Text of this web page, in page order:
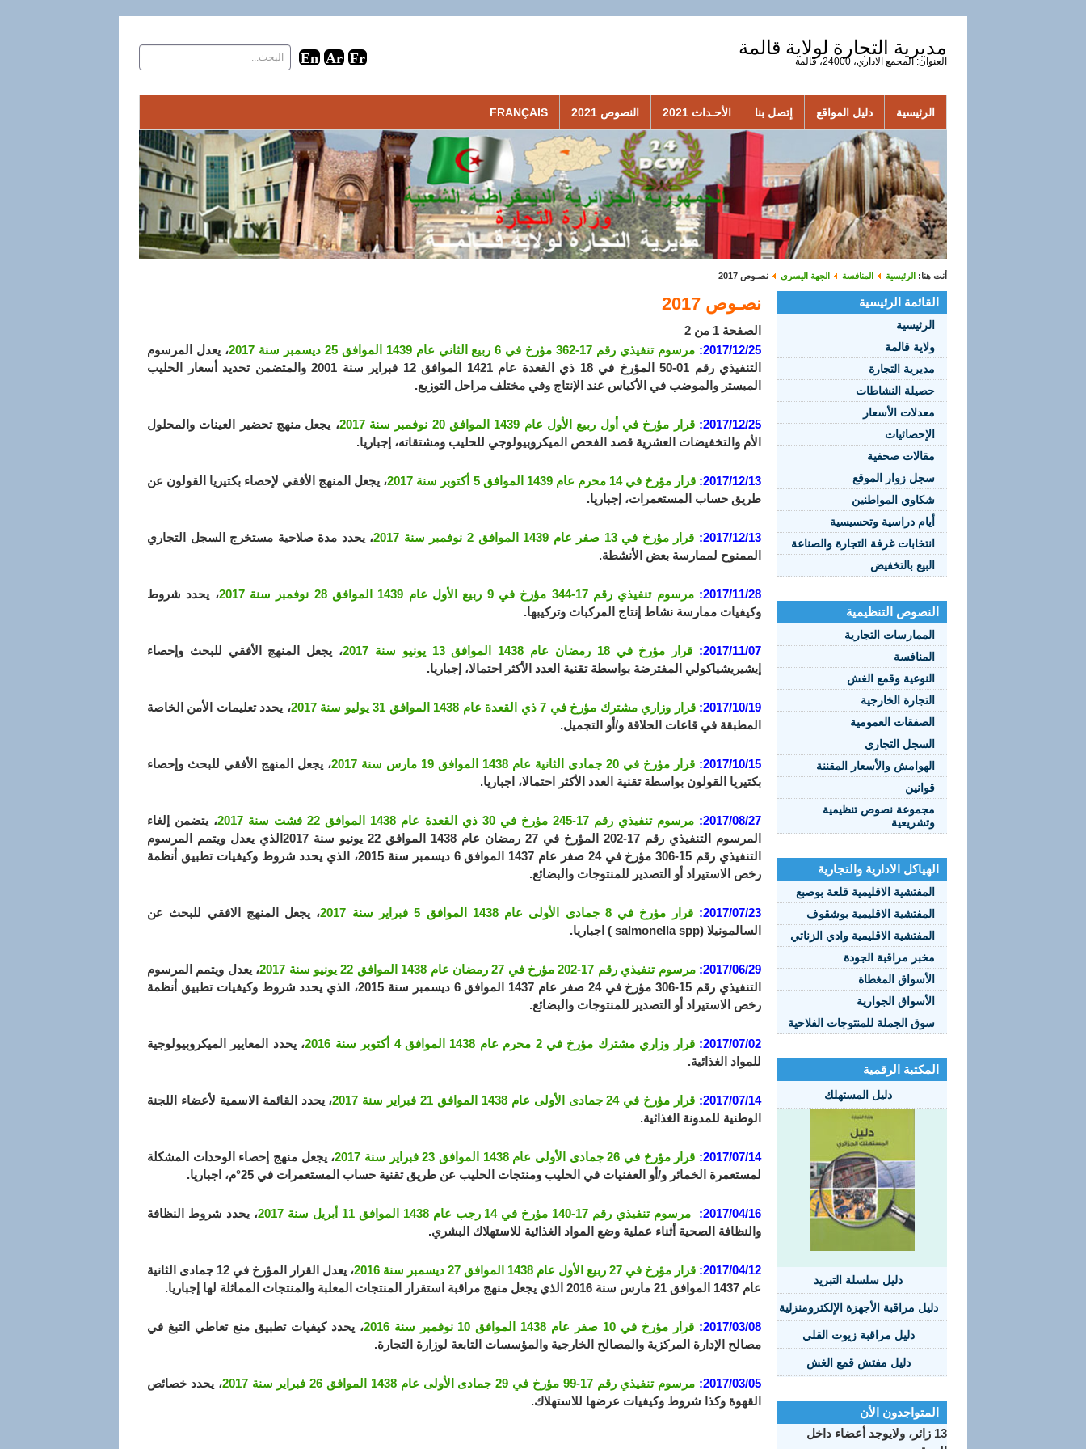
مديرية التجارة لولاية قالمة
العنوان: المجمع الاداري، 24000، قالمة
الرئيسية دليل المواقع إتصل بنا الأحـداث 2021 النصوص 2021 FRANÇAIS
أنت هنا: الرئيسية المنافسة الجهة اليسرى نصـوص 2017
القائمة الرئيسية
الرئيسية
ولاية قالمة
مديرية التجارة
حصيلة النشاطات
معدلات الأسعار
الإحصائيات
مقالات صحفية
سجل زوار الموقع
شكاوي المواطنين
أيام دراسية وتحسيسية
انتخابات غرفة التجارة والصناعة
البيع بالتخفيض
النصوص التنظيمية
الممارسات التجارية
المنافسة
النوعية وقمع الغش
التجارة الخارجية
الصفقات العمومية
السجل التجاري
الهوامش والأسعار المقننة
قوانين
مجموعة نصوص تنظيمية
وتشريعية
الهياكل الادارية والتجارية
المفتشية الاقليمية قلعة بوصبع
المفتشية الاقليمية بوشقوف
المفتشية الاقليمية وادي الزناتي
مخبر مراقبة الجودة
الأسواق المغطاة
الأسواق الجوارية
سوق الجملة للمنتوجات الفلاحية
المكتبة الرقمية
دليل المستهلك
دليل سلسلة التبريد
دليل مراقبة الأجهزة الإلكترومنزلية
دليل مراقبة زيوت القلي
دليل مفتش قمع الغش
المتواجدون الأن
13 زائر، ولايوجد أعضاء داخل
نصـوص 2017
الصفحة 1 من 2
2017/12/25: مرسوم تنفيذي رقم 17-362 مؤرخ في 6 ربيع الثاني عام 1439 الموافق 25 ديسمبر سنة 2017
، يعدل المرسوم
التنفيذي رقم 01-50 المؤرخ في 18 ذي القعدة عام 1421 الموافق 12 فبراير سنة 2001 والمتضمن تحديد أسعار الحليب
المبستر والموضب في الأكياس عند الإنتاج وفي مختلف مراحل التوزيع.
2017/12/25: قرار مؤرخ في أول ربيع الأول عام 1439 الموافق 20 نوفمبر سنة 2017
، يجعل منهج تحضير العينات والمحلول
الأم والتخفيضات العشرية قصد الفحص الميكروبيولوجي للحليب ومشتقاته، إجباريا.
2017/12/13: قرار مؤرخ في 14 محرم عام 1439 الموافق 5 أكتوبر سنة 2017
، يجعل المنهج الأفقي لإحصاء بكتيريا القولون عن
طريق حساب المستعمرات، إجباريا.
2017/12/13: قرار مؤرخ في 13 صفر عام 1439 الموافق 2 نوفمبر سنة 2017
، يحدد مدة صلاحية مستخرج السجل التجاري
الممنوح لممارسة بعض الأنشطة.
2017/11/28: مرسوم تنفيذي رقم 17-344 مؤرخ في 9 ربيع الأول عام 1439 الموافق 28 نوفمبر سنة 2017
، يحدد شروط
وكيفيات ممارسة نشاط إنتاج المركبات وتركيبها.
2017/11/07: قرار مؤرخ في 18 رمضان عام 1438 الموافق 13 يونيو سنة 2017
، يجعل المنهج الأفقي للبحث وإحصاء
إيشيريشياكولي المفترضة بواسطة تقنية العدد الأكثر احتمالا، إجباريا.
2017/10/19: قرار وزاري مشترك مؤرخ في 7 ذي القعدة عام 1438 الموافق 31 يوليو سنة 2017
، يحدد تعليمات الأمن الخاصة
المطبقة في قاعات الحلاقة و/أو التجميل.
2017/10/15: قرار مؤرخ في 20 جمادى الثانية عام 1438 الموافق 19 مارس سنة 2017
، يجعل المنهج الأفقي للبحث وإحصاء
بكتيريا القولون بواسطة تقنية العدد الأكثر احتمالا، اجباريا.
2017/08/27: مرسوم تنفيذي رقم 17-245 مؤرخ في 30 ذي القعدة عام 1438 الموافق 22 فشت سنة 2017
، يتضمن إلغاء
المرسوم التنفيذي رقم 17-202 المؤرخ في 27 رمضان عام 1438 الموافق 22 يونيو سنة 2017الذي يعدل ويتمم المرسوم
التنفيذي رقم 15-306 مؤرخ في 24 صفر عام 1437 الموافق 6 ديسمبر سنة 2015، الذي يحدد شروط وكيفيات تطبيق أنظمة
رخص الاستيراد أو التصدير للمنتوجات والبضائع.
2017/07/23: قرار مؤرخ في 8 جمادى الأولى عام 1438 الموافق 5 فبراير سنة 2017
، يجعل المنهج الافقي للبحث عن
السالمونيلا (salmonella spp ) اجباريا.
2017/06/29: مرسوم تنفيذي رقم 17-202 مؤرخ في 27 رمضان عام 1438 الموافق 22 يونيو سنة 2017
، يعدل ويتمم المرسوم
التنفيذي رقم 15-306 مؤرخ في 24 صفر عام 1437 الموافق 6 ديسمبر سنة 2015، الذي يحدد شروط وكيفيات تطبيق أنظمة
رخص الاستيراد أو التصدير للمنتوجات والبضائع.
2017/07/02: قرار وزاري مشترك مؤرخ في 2 محرم عام 1438 الموافق 4 أكتوبر سنة 2016
، يحدد المعايير الميكروبيولوجية
للمواد الغذائية.
2017/07/14: قرار مؤرخ في 24 جمادى الأولى عام 1438 الموافق 21 فبراير سنة 2017
، يحدد القائمة الاسمية لأعضاء اللجنة
الوطنية للمدونة الغذائية.
2017/07/14: قرار مؤرخ في 26 جمادى الأولى عام 1438 الموافق 23 فبراير سنة 2017
، يجعل منهج إحصاء الوحدات المشكلة
لمستعمرة الخمائر و/أو العفنيات في الحليب ومنتجات الحليب عن طريق تقنية حساب المستعمرات في 25°م، اجباريا.
2017/04/16: مرسوم تنفيذي رقم 17-140 مؤرخ في 14 رجب عام 1438 الموافق 11 أبريل سنة 2017 ،يحدد شروط النظافة
والنظافة الصحية أثناء عملية وضع المواد الغذائية للاستهلاك البشري.
2017/04/12: قرار مؤرخ في 27 ربيع الأول عام 1438 الموافق 27 ديسمبر سنة 2016
، يعدل القرار المؤرخ في 12 جمادى الثانية
عام 1437 الموافق 21 مارس سنة 2016 الذي يجعل منهج مراقبة استقرار المنتجات المعلبة والمنتجات المماثلة لها إجباريا.
2017/03/08: قرار مؤرخ في 10 صفر عام 1438 الموافق 10 نوفمبر سنة 2016
، يحدد كيفيات تطبيق منع تعاطي التبغ في
مصالح الإدارة المركزية والمصالح الخارجية والمؤسسات التابعة لوزارة التجارة.
2017/03/05: مرسوم تنفيذي رقم 17-99 مؤرخ في 29 جمادى الأولى عام 1438 الموافق 26 فبراير سنة 2017
، يحدد خصائص
القهوة وكذا شروط وكيفيات عرضها للاستهلاك.